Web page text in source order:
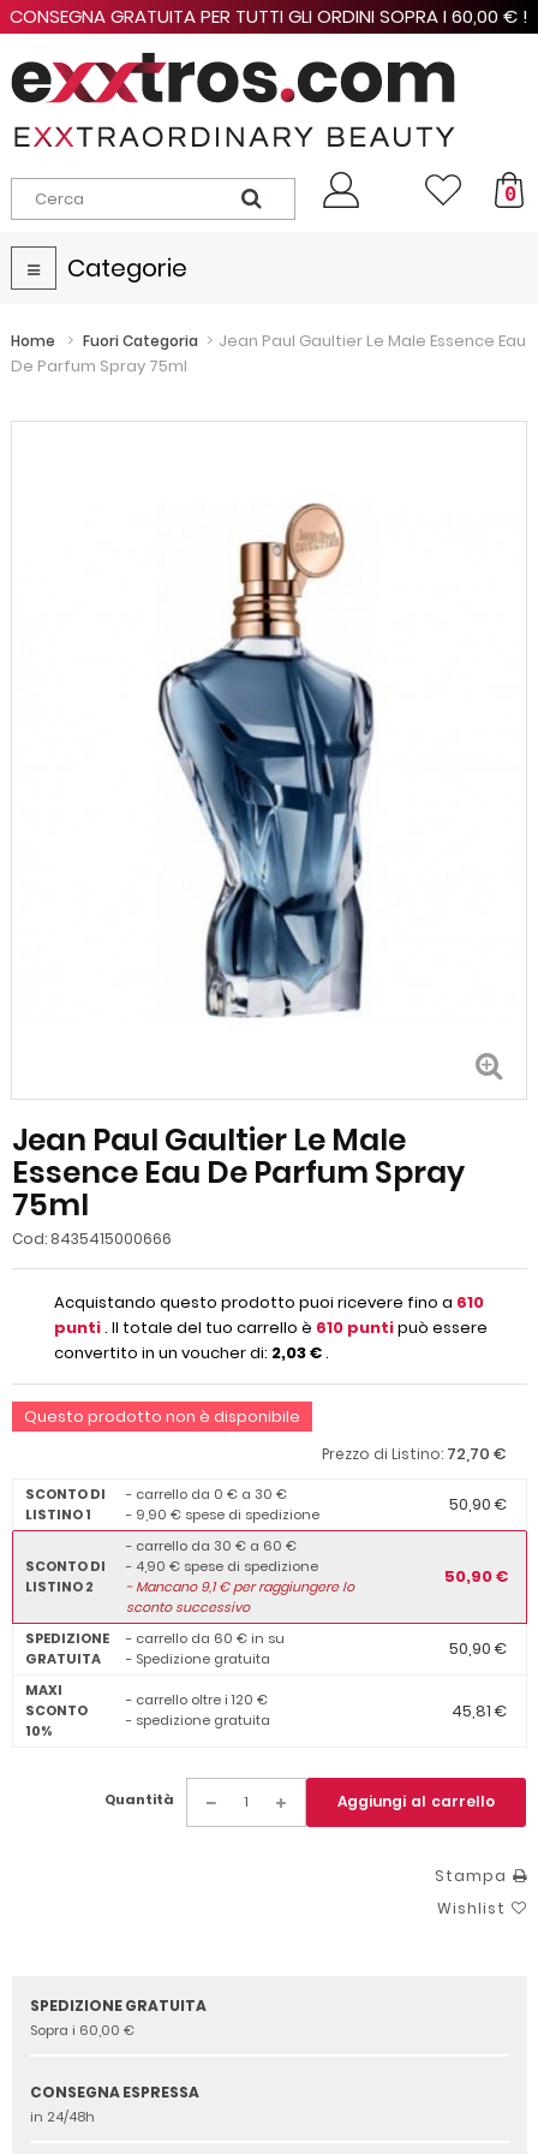
CONSEGNA GRATUITA PER TUTTI GLI ORDINI SOPRA I 60,00 € !
0
Navigazione
Toggle
Categorie
Home > Fuori Categoria > Jean Paul Gaultier Le Male Essence Eau
De Parfum Spray 75ml
Jean Paul Gaultier Le Male
Essence Eau De Parfum Spray
75ml
Cod: 8435415000666
Acquistando questo prodotto puoi ricevere fino a 610
punti. Il totale del tuo carrello è 610 puntipuò essere
convertito in un voucher di: 2,03 €.
Questo prodotto non è disponibile
Prezzo di Listino: 72,70 €
SCONTO DI
LISTINO 1
- carrello da 0 € a 30 €
- 9,90 € spese di spedizione
50,90 €
SCONTO DI
LISTINO 2
- carrello da 30 € a 60 €
- 4,90 € spese di spedizione
-Mancano9,1€ per raggiungere lo
sconto successivo
50,90 €
SPEDIZIONE
GRATUITA
- carrello da 60 € in su
- Spedizione gratuita
50,90 €
MAXI
SCONTO
10%
- carrello oltre i 120 €
- spedizione gratuita
45,81 €
Quantità Aggiungi al carrello
Stampa
Wishlist
SPEDIZIONE GRATUITA
Sopra i 60,00 €
CONSEGNA ESPRESSA
in 24/48h